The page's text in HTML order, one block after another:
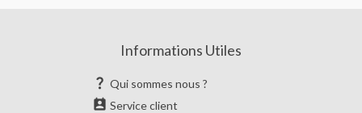
Informations Utiles
 Qui sommes nous ?
 Service client